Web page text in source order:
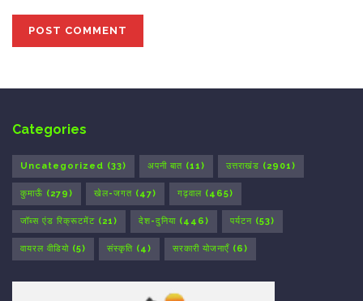
Categories
Uncategorized (33) अपनी बात (11) उत्तराखंड (2901)
कुमाऊँ (279) खेल-जगत (47) गढ़वाल (465)
जॉब्स एंड रिक्रूटमेंट (21) देश-दुनिया (446) पर्यटन (53)
वायरल वीडियो (5) संस्कृति (4) सरकारी योजनाएँ (6)